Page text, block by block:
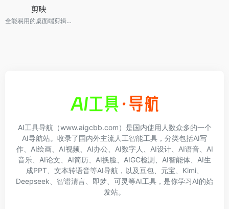
剪映
全能易用的桌面端剪辑软件，让创作更简单
AI工具导航（www.aigcbb.com）是国内使用人数众多的一个
AI导航站。收录了国内外主流人工智能工具，分类包括AI写
作、AI绘画、AI视频、AI办公、AI数字人、AI设计、AI语音、AI
音乐、AI论文、AI简历、AI换脸、AIGC检测、AI智能体、AI生
成PPT、文本转语音等AI导航，以及豆包、元宝、Kimi、
Deepseek、智谱清言、即梦、可灵等AI工具，是你学习AI的始
发站。